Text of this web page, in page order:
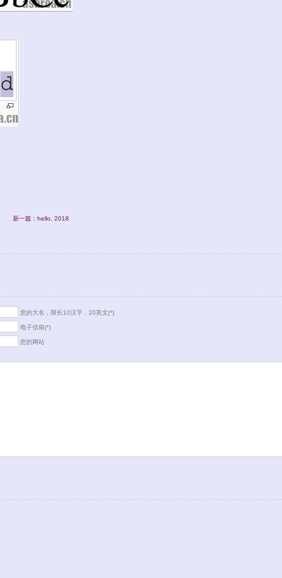
新一篇：hello, 2018
您的大名，限长10汉字，20英文(*)
电子信箱(*)
您的网站